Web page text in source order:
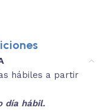
hábiles a partir
día hábil.